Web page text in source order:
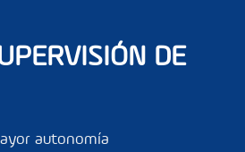
DE
autonomía